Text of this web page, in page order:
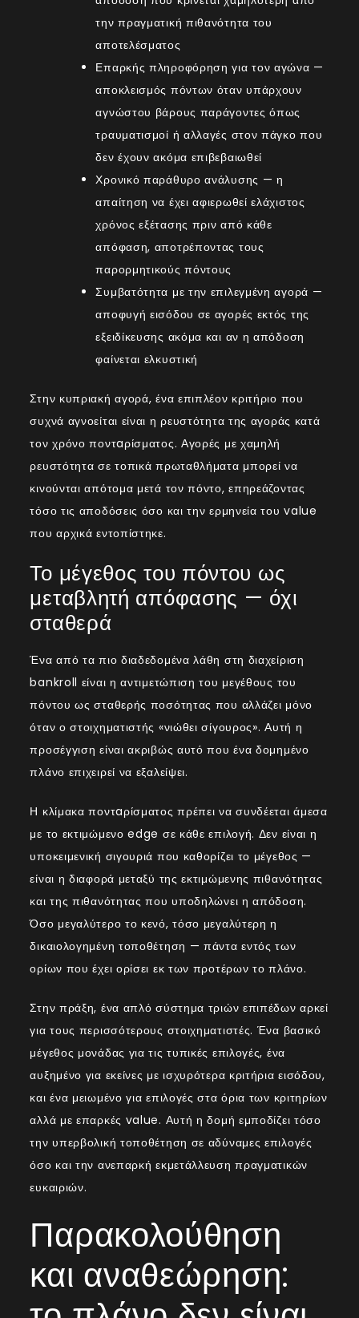
την πραγματική πιθανότητα του
αποτελέσματος
Επαρκής πληροφόρηση για τον αγώνα —
αποκλεισμός πόντων όταν υπάρχουν
αγνώστου βάρους παράγοντες όπως
τραυματισμοί ή αλλαγές στον πάγκο που
δεν έχουν ακόμα επιβεβαιωθεί
Χρονικό παράθυρο ανάλυσης — η
απαίτηση να έχει αφιερωθεί ελάχιστος
χρόνος εξέτασης πριν από κάθε
απόφαση, αποτρέποντας τους
παρορμητικούς πόντους
Συμβατότητα με την επιλεγμένη αγορά —
αποφυγή εισόδου σε αγορές εκτός της
εξειδίκευσης ακόμα και αν η απόδοση
φαίνεται ελκυστική
Στην κυπριακή αγορά, ένα επιπλέον κριτήριο που
συχνά αγνοείται είναι η ρευστότητα της αγοράς κατά
τον χρόνο ποντaρίσματος. Αγορές με χαμηλή
ρευστότητα σε τοπικά πρωταθλήματα μπορεί να
κινούνται απότομα μετά τον πόντο, επηρεάζοντας
τόσο τις αποδόσεις όσο και την ερμηνεία του value
που αρχικά εντοπίστηκε.
Το μέγεθος του πόντου ως
μεταβλητή απόφασης — όχι
σταθερά
Ένα από τα πιο διαδεδομένα λάθη στη διαχείριση
bankroll είναι η αντιμετώπιση του μεγέθους του
πόντου ως σταθερής ποσότητας που αλλάζει μόνο
όταν ο στοιχηματιστής «νιώθει σίγουρος». Αυτή η
προσέγγιση είναι ακριβώς αυτό που ένα δομημένο
πλάνο επιχειρεί να εξαλείψει.
Η κλίμακα ποντaρίσματος πρέπει να συνδέεται άμεσα
με το εκτιμώμενο edge σε κάθε επιλογή. Δεν είναι η
υποκειμενική σιγουριά που καθορίζει το μέγεθος —
είναι η διαφορά μεταξύ της εκτιμώμενης πιθανότητας
και της πιθανότητας που υποδηλώνει η απόδοση.
Όσο μεγαλύτερο το κενό, τόσο μεγαλύτερη η
δικαιολογημένη τοποθέτηση — πάντα εντός των
ορίων που έχει ορίσει εκ των προτέρων το πλάνο.
Στην πράξη, ένα απλό σύστημα τριών επιπέδων αρκεί
για τους περισσότερους στοιχηματιστές. Ένα βασικό
μέγεθος μονάδας για τις τυπικές επιλογές, ένα
αυξημένο για εκείνες με ισχυρότερα κριτήρια εισόδου,
και ένα μειωμένο για επιλογές στα όρια των κριτηρίων
αλλά με επαρκές value. Αυτή η δομή εμποδίζει τόσο
την υπερβολική τοποθέτηση σε αδύναμες επιλογές
όσο και την ανεπαρκή εκμετάλλευση πραγματικών
ευκαιριών.
Παρακολούθηση
και αναθεώρηση: